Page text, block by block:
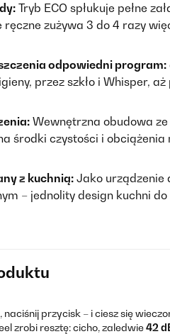
Tryb ECO spłukuje pełne
ręczne zużywa 3 do 4 razy
odpowiedni program:
przez szkło i Whisper,
Wewnętrzna obudowa
środki czystości i obciążenia
z kuchnią: Jako urządzenie
– jednolity design kuchni
przycisk – i ciesz się
zrobi resztę: cicho, zaledwie42